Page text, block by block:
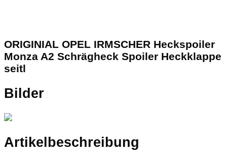
ORIGINIAL OPEL IRMSCHER Heckspoiler
Monza A2 Schrägheck Spoiler Heckklappe
seitl
Bilder
Artikelbeschreibung